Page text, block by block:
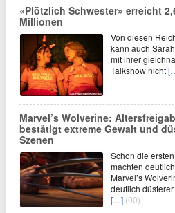
«Plötzlich Schwester» erreicht
Millionen
Von diesen
kann auch
mit ihrer
Talkshow nicht
Marvel’s Wolverine:
bestätigt extreme Gewalt und
Szenen
Schon die
machten
Marvel’s
deutlich düsterer
[…] (00)